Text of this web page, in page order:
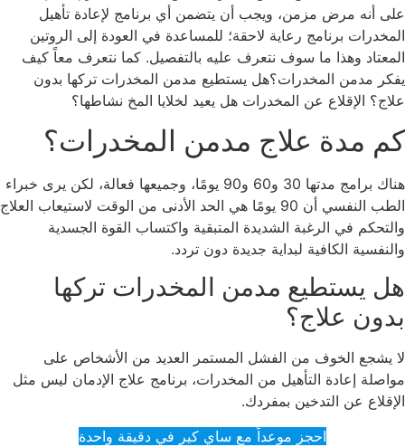
على أنه مرض مزمن، ويجب أن يتضمن أي برنامج لإعادة تأهيل
المخدرات برنامج رعاية لاحقة؛ للمساعدة في العودة إلى الروتين
المعتاد وهذا ما سوف نتعرف عليه بالتفصيل. كما نتعرف معاً كيف
يفكر مدمن المخدرات؟هل يستطيع مدمن المخدرات تركها بدون
علاج؟ الإقلاع عن المخدرات هل يعيد لخلايا المخ نشاطها؟
كم مدة علاج مدمن المخدرات؟
هناك برامج مدتها 30 و60 و90 يومًا، وجميعها فعالة، لكن يرى خبراء
الطب النفسي أن 90 يومًا هي الحد الأدنى من الوقت لاستيعاب العلاج
والتحكم في الرغبة الشديدة المتبقية واكتساب القوة الجسدية
والنفسية الكافية لبداية جديدة دون تردد.
هل يستطيع مدمن المخدرات تركها
بدون علاج؟
لا يشجع الخوف من الفشل المستمر العديد من الأشخاص على
مواصلة إعادة التأهيل من المخدرات، برنامج علاج الإدمان ليس مثل
الإقلاع عن التدخين بمفردك.
احجز موعداً مع ساي كير في دقيقة واحدة